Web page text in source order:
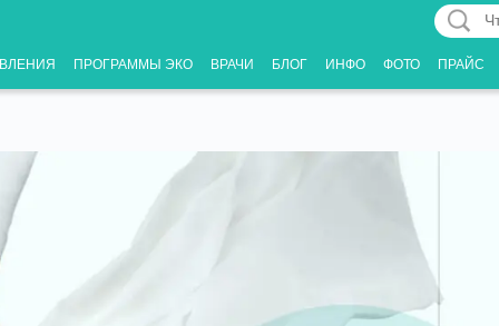
ПРОГРАММЫ ЭКО ВРАЧИ БЛОГ ИНФО ФОТО ПРАЙС
Что
Вас